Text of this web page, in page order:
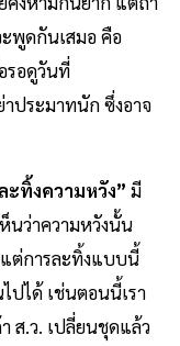
พูดกันเสมอ คือ
รอดูวันที่
ประมาทนัก ซึ่งอาจ
ะทิ้งความหวัง” มี
นว่าความหวังนั้น
แต่การละทิ้งแบบนี้
ปได้ เช่นตอนนี้เรา
ส.ว. เปลี่ยนชุดแล้ว